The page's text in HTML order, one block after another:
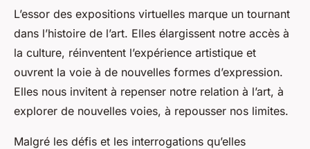
L’essor des expositions virtuelles marque un tournant
dans l’histoire de l’art. Elles élargissent notre accès à
la culture, réinventent l’expérience artistique et
ouvrent la voie à de nouvelles formes d’expression.
Elles nous invitent à repenser notre relation à l’art, à
explorer de nouvelles voies, à repousser nos limites.
Malgré les défis et les interrogations qu’elles